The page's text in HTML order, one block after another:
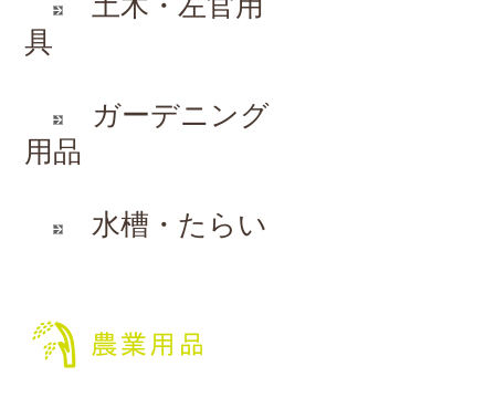
具
ガーデニング
用品
水槽・たらい